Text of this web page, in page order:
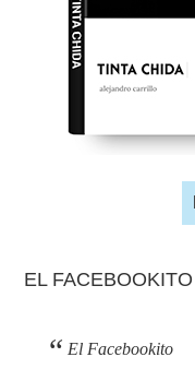
EL FACEBOOKITO
El Facebookito